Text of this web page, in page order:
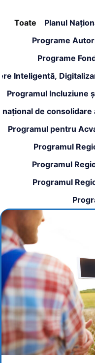
Planul
Programe
Programe
Inteligentă,
Programul Incluziune
de
Programul pentru
Programul
Programul
Programul
Toate